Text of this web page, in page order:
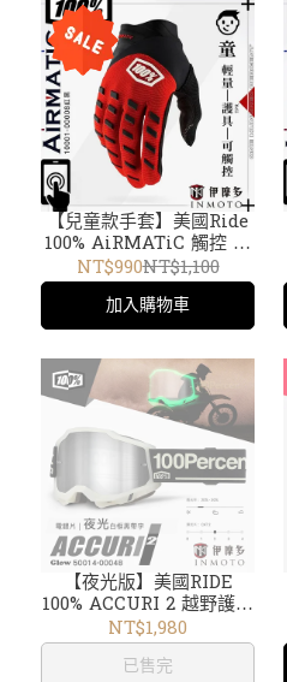
【兒童款手套】美國Ride
100% AiRMATiC 觸控 輕
量騎士防護 短手套TPR護
具。黑紅10001-0000
NT$990NT$1,100
加入購物車
【夜光版】美國RIDE
100% ACCURI 2 越野護目
鏡 風鏡 防霧電銀片Glow
50014-00048
NT$1,980
已售完